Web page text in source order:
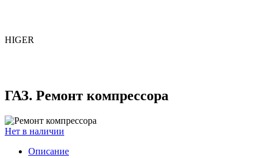
HIGER
ГАЗ. Ремонт компрессора
Нет в наличии
Описание